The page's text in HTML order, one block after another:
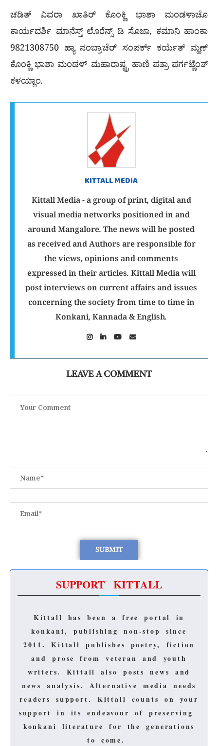
ಚಡಿತ್ ವಿವರಾ ಖಾತಿರ್ ಕೊಂಕ್ಣಿ ಭಾಶಾ ಮಂಡಳಾಚೊ
ಕಾರ್ಯದರ್ಶಿ ಮಾನೆಸ್ತ್ ಲೊರೆನ್ಸ್ ಡಿ ಸೊಜಾ, ಕಮಾನಿ ಹಾಂಕಾ
9821308750 ಹ್ಯಾ ನಂಬ್ರಾಚೆರ್ ಸಂಪರ್ಕ್ ಕರ್ಯೆತ್ ಮ್ಹಣ್
ಕೊಂಕ್ಣಿ ಭಾಶಾ ಮಂಡಳ್ ಮಹಾರಾಷ್ಟ್ರ ಹಾಣಿ ಪತ್ರಾ ಪರ್ಗಟ್ಣೆಂತ್
ಕಳಯ್ಲಾಂ.
KITTALL MEDIA
Kittall Media - a group of print, digital and
visual media networks positioned in and
around Mangalore. The news will be posted
as received and Authors are responsible for
the views, opinions and comments
expressed in their articles. Kittall Media will
post interviews on current affairs and issues
concerning the society from time to time in
Konkani, Kannada & English.
LEAVE A COMMENT
SUPPORT KITTALL
Kittall has been a free portal in
konkani, publishing non-stop since
2011.Kittall publishes poetry, fiction
and prose from veteran and youth
writers. Kittall also posts news and
news analysis. Alternative media needs
readers support. Kittall counts on your
support in its endeavour of preserving
konkani literature for the generations
to come.